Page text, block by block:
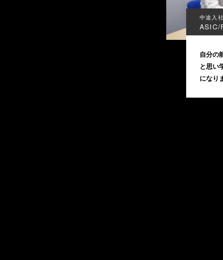
中途入
ASIC/
自分の
と思い
になり